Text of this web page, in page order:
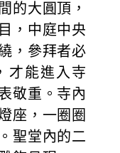
的大圓頂，
，中庭中央
，參拜者必
才能進入寺
敬重。寺內
座，一圈圈
聖堂內的二